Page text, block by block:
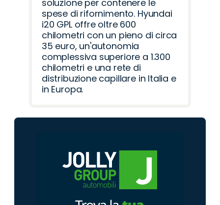
soluzione per contenere le
spese di rifornimento. Hyundai
i20 GPL offre oltre 600
chilometri con un pieno di circa
35 euro, un'autonomia
complessiva superiore a 1.300
chilometri e una rete di
distribuzione capillare in Italia e
in Europa.